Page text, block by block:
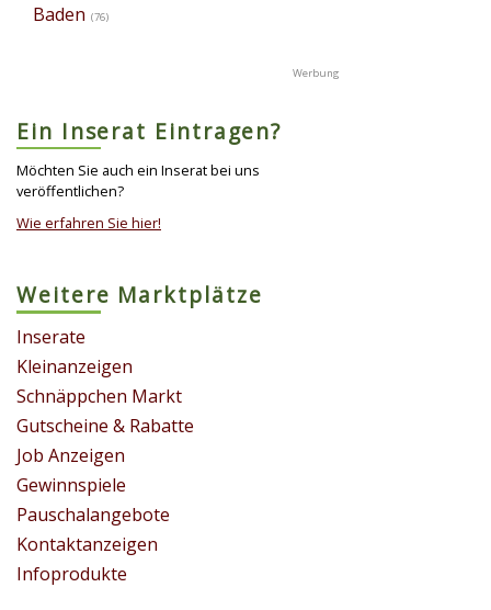
Baden (76)
Ein Inserat Eintragen?
Möchten Sie auch ein Inserat bei uns
veröffentlichen?
Wie erfahren Sie hier!
Weitere Marktplätze
Inserate
Kleinanzeigen
Schnäppchen Markt
Gutscheine & Rabatte
Job Anzeigen
Gewinnspiele
Pauschalangebote
Kontaktanzeigen
Infoprodukte